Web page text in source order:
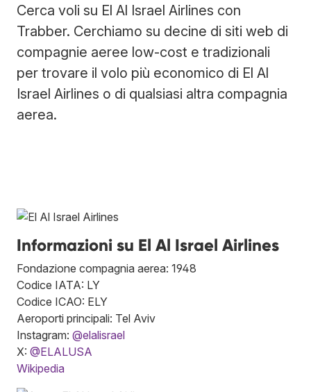
Cerca voli su El Al Israel Airlines con
Trabber. Cerchiamo su decine di siti web di
compagnie aeree low-cost e tradizionali
per trovare il volo più economico di El Al
Israel Airlines o di qualsiasi altra compagnia
aerea.
Informazioni su El Al Israel Airlines
Fondazione compagnia aerea: 1948
Codice IATA: LY
Codice ICAO: ELY
Aeroporti principali: Tel Aviv
Instagram: @elalisrael
X: @ELALUSA
Wikipedia